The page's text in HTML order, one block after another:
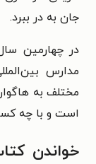
جان به در ببرد.
در چهارمین
مدارس
مختلف به
است و با چه
خواندن